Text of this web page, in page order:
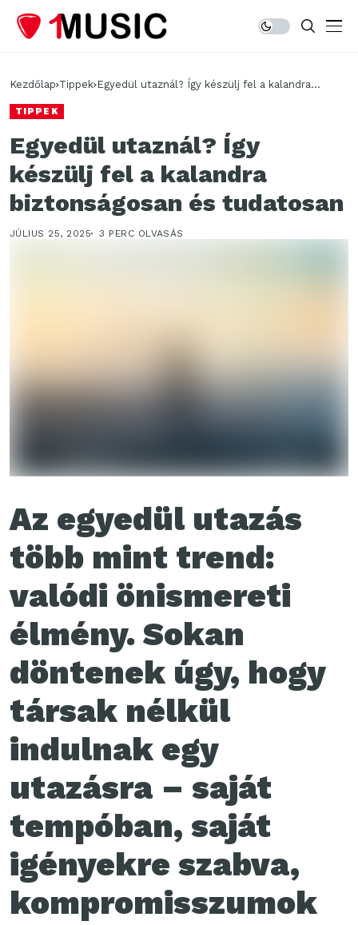
Kezdőlap Tippek Egyedül utaznál? Így készülj fel a kalandra
TIPPEK
Egyedül utaznál? Így
készülj fel a kalandra
biztonságosan és tudatosan
JÚLIUS 25, 2025 3 PERC OLVASÁS
Az egyedül utazás
több mint trend:
valódi önismereti
élmény. Sokan
döntenek úgy, hogy
társak nélkül
indulnak egy
utazásra – saját
tempóban, saját
igényekre szabva,
kompromisszumok